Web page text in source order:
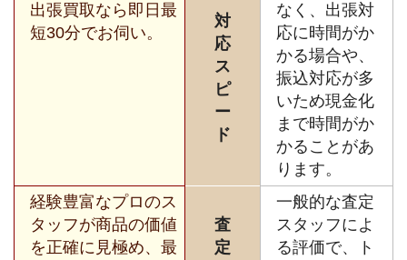
出張買取なら即日最
短30分でお伺い。
対
応
ス
ピ
ー
ド
なく、出張対
応に時間がか
かる場合や、
振込対応が多
いため現金化
まで時間がか
かることがあ
ります。
経験豊富なプロのス
タッフが商品の価値
を正確に見極め、最
査
定
一般的な査定
スタッフによ
る評価で、ト